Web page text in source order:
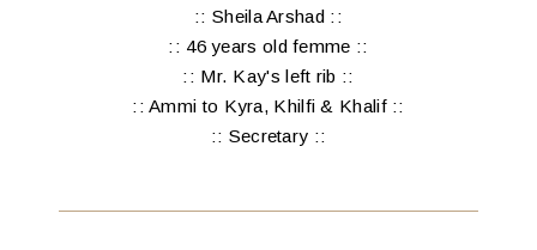
:: Sheila Arshad ::
:: 46 years old femme ::
:: Mr. Kay's left rib ::
:: Ammi to Kyra, Khilfi & Khalif ::
:: Secretary ::